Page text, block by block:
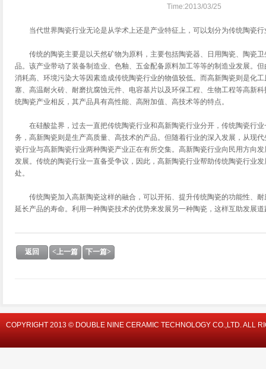
Time:2013/03/25
当代世界陶瓷行业无论是从学术上还是产业特征上，可以划分为传统陶瓷行
传统的陶瓷主要是以天然矿物为原料，主要包括陶瓷器、日用陶瓷、陶瓷卫
品。该产业带动了装备制造业、色釉、五金配备原料加工等等的制造业发展。
消耗高、环境污染大等因素造成传统陶瓷行业的物值较低。而高新陶瓷则是化
塞、高温耐火砖、耐磨抗腐蚀元件、电容基片以及环保工程、生物工程等高新
统陶瓷产业相反，其产品具有高性能、高附加值、高技术等的特点。
在硅酸盐界，过去一直把传统陶瓷行业和高新陶瓷行业分开，传统陶瓷行业
务，高新陶瓷则是生产高质量、高技术的产品。但随着行业的深入发展，从现
瓷行业与高新陶瓷行业两种陶瓷产业正在有所交集。高新陶瓷行业向民用方向
发展。传统的陶瓷行业一直备受争议，因此，高新陶瓷行业帮助传统陶瓷行业
处。
传统陶瓷加入高新陶瓷这样的融合，可以开拓、提升传统陶瓷的功能性、耐
延长产品的寿命。利用一种陶瓷技术的优势来发展另一种陶瓷，这样互助发展
返回 <上一篇 下一篇>
COPYRIGHT 2013 © DOUBLE NINE CERAMIC TECHNOLOGY CO.,LTD. ALL